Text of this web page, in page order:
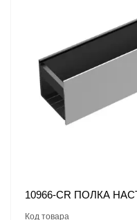
10966-CR ПОЛКА
Код товара